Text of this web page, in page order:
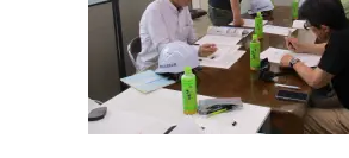
鼎地区の魅力